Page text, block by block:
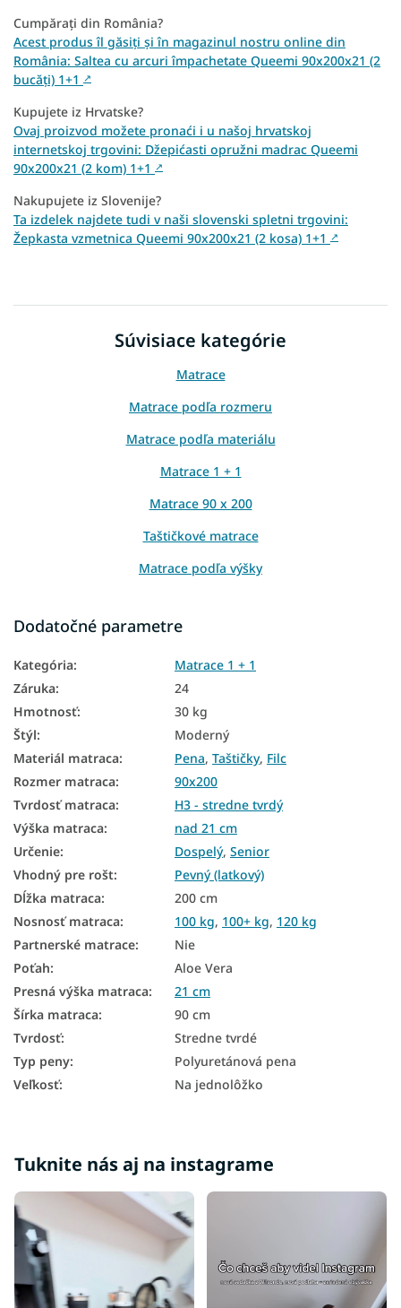
Cumpărați din România?
Acest produs îl găsiți și în magazinul nostru online din
România: Saltea cu arcuri împachetate Queemi 90x200x21 (2
bucăți) 1+1 ↗
Kupujete iz Hrvatske?
Ovaj proizvod možete pronaći i u našoj hrvatskoj
internetskoj trgovini: Džepićasti opružni madrac Queemi
90x200x21 (2 kom) 1+1 ↗
Nakupujete iz Slovenije?
Ta izdelek najdete tudi v naši slovenski spletni trgovini:
Žepkasta vzmetnica Queemi 90x200x21 (2 kosa) 1+1 ↗
Súvisiace kategórie
Matrace
Matrace podľa rozmeru
Matrace podľa materiálu
Matrace 1 + 1
Matrace 90 x 200
Taštičkové matrace
Matrace podľa výšky
Matrace Aloe Vera
Matrace PUR pena
Podlahové matrace
Matrace na zem
Matrace podľa tvrdosti
Zdravotné matrace
Malé matrace
Antialergické matrace
Antibakteriálne matrace
Matrace pre seniorov
Matrace 1+1 90x200
Matrace Aloe Vera 90x200
Tvrdé matrace 90x200
Zdravotné matrace 90x200
Matrace podľa nosnosti - 100 kg
Matrace podľa nosnosti - 120 kg
Matrace podľa nosnosti 100+ kg
Dodatočné parametre
Kategória:
Matrace 1 + 1
Záruka:
24
Hmotnosť:
30 kg
Štýl:
Moderný
Materiál matraca: Pena, Taštičky, Filc
Rozmer matraca:
90x200
Tvrdosť matraca:
H3 - stredne tvrdý
Výška matraca:
nad 21 cm
Určenie: Dospelý, Senior
Vhodný pre rošt:
Pevný (latkový)
Dĺžka matraca:
200 cm
Nosnosť matraca: 100 kg, 100+ kg, 120 kg
Partnerské matrace:
Nie
Poťah:
Aloe Vera
Presná výška matraca:
21 cm
Šírka matraca:
90 cm
Tvrdosť:
Stredne tvrdé
Typ peny:
Polyuretánová pena
Veľkosť: Na jednolôžko
Tuknite nás aj na instagrame